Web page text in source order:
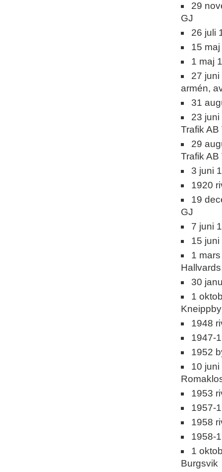
29
GJ
26 juli
15
1 maj
27
armén,
31
23
Trafik
29
Trafik
3 juni
1920
19
GJ
7 juni
15
1
30
1
1948
1947-
1952
10
1953
1957-
1958
1958-
1
Burgsvik